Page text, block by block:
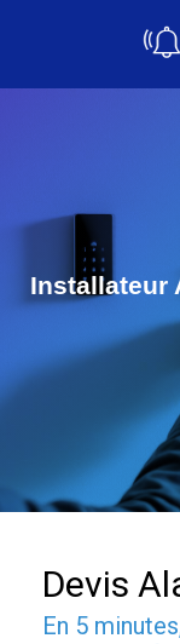
Installateur
Devis
En 5